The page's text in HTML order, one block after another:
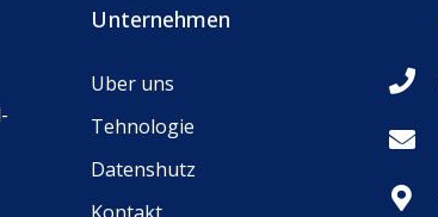
Unternehmen
Uber uns
Tehnologie
Datenshutz